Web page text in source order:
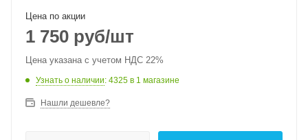
Цена по акции
1 750 руб/шт
Цена указана с учетом НДС 22%
Узнать о наличии: 4325 в 1 магазине
Нашли дешевле?